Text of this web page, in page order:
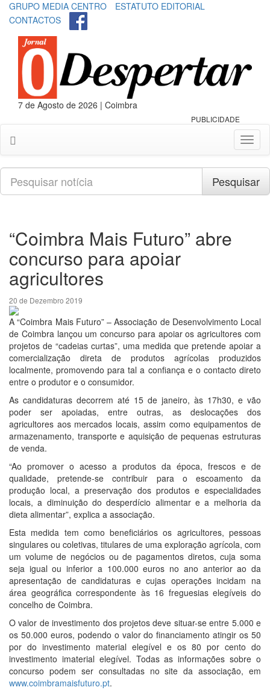
GRUPO MEDIA CENTRO
ESTATUTO EDITORIAL
CONTACTOS
7 de Agosto de 2026 | Coimbra
PUBLICIDADE
Pesquisar
Pesquisar
“Coimbra Mais Futuro” abre
concurso para apoiar
agricultores
20 de Dezembro 2019
A “Coimbra Mais Futuro” – Associação de Desenvolvimento Local
de Coimbra lançou um concurso para apoiar os agricultores com
projetos de “cadeias curtas”, uma medida que pretende apoiar a
comercialização direta de produtos agrícolas produzidos
localmente, promovendo para tal a confiança e o contacto direto
entre o produtor e o consumidor.
As candidaturas decorrem até 15 de janeiro, às 17h30, e vão
poder ser apoiadas, entre outras, as deslocações dos
agricultores aos mercados locais, assim como equipamentos de
armazenamento, transporte e aquisição de pequenas estruturas
de venda.
“Ao promover o acesso a produtos da época, frescos e de
qualidade, pretende-se contribuir para o escoamento da
produção local, a preservação dos produtos e especialidades
locais, a diminuição do desperdício alimentar e a melhoria da
dieta alimentar”, explica a associação.
Esta medida tem como beneficiários os agricultores, pessoas
singulares ou coletivas, titulares de uma exploração agrícola, com
um volume de negócios ou de pagamentos diretos, cuja soma
seja igual ou inferior a 100.000 euros no ano anterior ao da
apresentação de candidaturas e cujas operações incidam na
área geográfica correspondente às 16 freguesias elegíveis do
concelho de Coimbra.
O valor de investimento dos projetos deve situar-se entre 5.000 e
os 50.000 euros, podendo o valor do financiamento atingir os 50
por do investimento material elegível e os 80 por cento do
investimento imaterial elegível. Todas as informações sobre o
concurso podem ser consultadas no site da associação, em
www.coimbramaisfuturo.pt.